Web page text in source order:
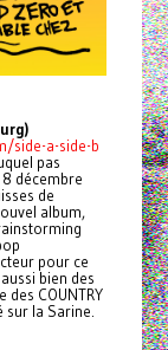
side-a-side-b
pas
décembre
de
album,
pour ce
bien des
des COUNTRY
sur la Sarine.